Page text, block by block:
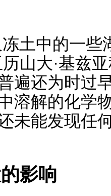
冻土中的一
历山大·基兹
遍还为时过
溶解的化学
未能发现任
影响